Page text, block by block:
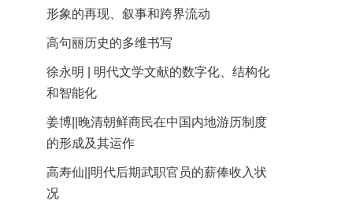
形象的再现、叙事和跨界流动
高句丽历史的多维书写
徐永明 | 明代文学文献的数字化、结构化
和智能化
姜博||晚清朝鲜商民在中国内地游历制度
的形成及其运作
高寿仙||明代后期武职官员的薪俸收入状
况